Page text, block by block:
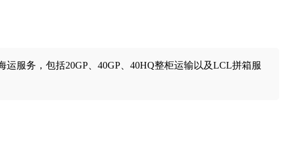
服务，包括20GP、40GP、40HQ整柜运输以及LCL拼箱服